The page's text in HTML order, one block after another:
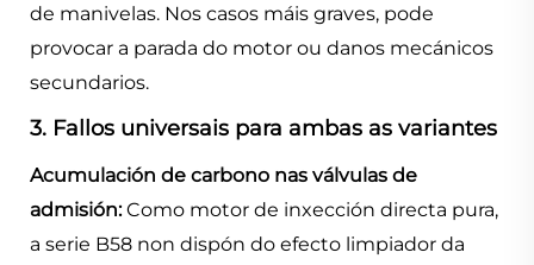
de manivelas. Nos casos máis graves, pode
provocar a parada do motor ou danos mecánicos
secundarios.
3. Fallos universais para ambas as variantes
Acumulación de carbono nas válvulas de
admisión:Como motor de inxección directa pura,
a serie B58 non dispón do efecto limpiador da